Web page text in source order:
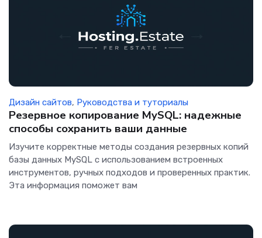
Дизайн сайтов, Руководства и туториалы
Резервное копирование MySQL: надежные
способы сохранить ваши данные
Изучите корректные методы создания резервных копий
базы данных MySQL с использованием встроенных
инструментов, ручных подходов и проверенных практик.
Эта информация поможет вам